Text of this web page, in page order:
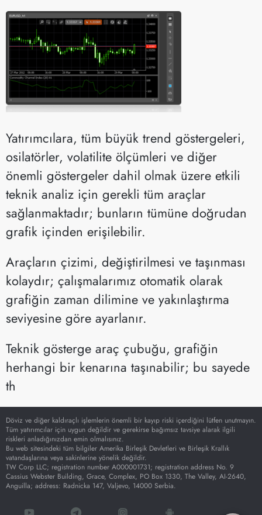
Yatırımcılara, tüm büyük trend göstergeleri,
osilatörler, volatilite ölçümleri ve diğer
önemli göstergeler dahil olmak üzere etkili
teknik analiz için gerekli tüm araçlar
sağlanmaktadır; bunların tümüne doğrudan
grafik içinden erişilebilir.
Araçların çizimi, değiştirilmesi ve taşınması
kolaydır; çalışmalarımız otomatik olarak
grafiğin zaman dilimine ve yakınlaştırma
seviyesine göre ayarlanır.
Teknik gösterge araç çubuğu, grafiğin
herhangi bir kenarına taşınabilir; bu sayede
th
Döviz ve diğer kaldıraçlı işlemlerin önemli bir kayıp riski içerdiğini lütfen unutmayın.
Tüm yatırımcılar için uygun değildir ve gerekirse bağımsız tavsiye alarak ilgili
riskleri anladığınızdan emin olmalısınız.
Bu web sitesindeki tüm bilgiler Amerika Birleşik Devletleri ve Birleşik Krallık
vatandaşlarına veya sakinlerine yönelik değildir.
TW Corp LLC; registration number A000001731; registration address No. 9
Cassius Webster Building, Grace, Complex, PO Box 1330, The Valley, AI-2640,
Anguilla; address: Radnicka 147, Valjevo, 14000 Serbia.